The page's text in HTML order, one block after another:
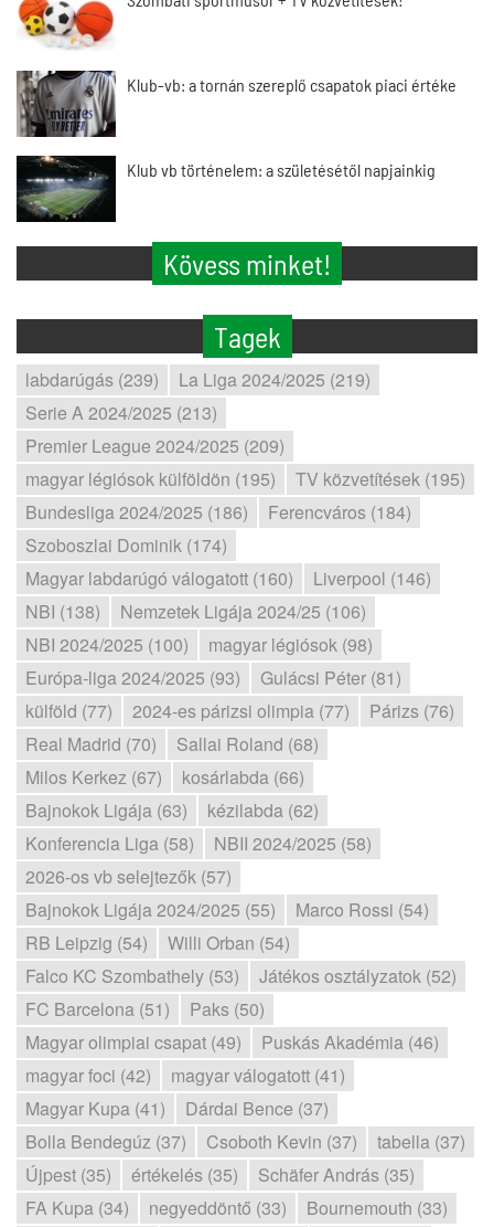
Klub-vb: a tornán szereplő csapatok piaci értéke
Klub vb történelem: a születésétől napjainkig
Kövess minket!
Tagek
labdarúgás (239)
La Liga 2024/2025 (219)
Serie A 2024/2025 (213)
Premier League 2024/2025 (209)
magyar légiósok külföldön (195)
TV közvetítések (195)
Bundesliga 2024/2025 (186)
Ferencváros (184)
Szoboszlai Dominik (174)
Magyar labdarúgó válogatott (160)
Liverpool (146)
NBI (138)
Nemzetek Ligája 2024/25 (106)
NBI 2024/2025 (100)
magyar légiósok (98)
Európa-liga 2024/2025 (93)
Gulácsi Péter (81)
külföld (77)
2024-es párizsi olimpia (77)
Párizs (76)
Real Madrid (70)
Sallai Roland (68)
Milos Kerkez (67)
kosárlabda (66)
Bajnokok Ligája (63)
kézilabda (62)
Konferencia Liga (58)
NBII 2024/2025 (58)
2026-os vb selejtezők (57)
Bajnokok Ligája 2024/2025 (55)
Marco Rossi (54)
RB Leipzig (54)
Willi Orban (54)
Falco KC Szombathely (53)
Játékos osztályzatok (52)
FC Barcelona (51)
Paks (50)
Magyar olimpiai csapat (49)
Puskás Akadémia (46)
magyar foci (42)
magyar válogatott (41)
Magyar Kupa (41)
Dárdai Bence (37)
Bolla Bendegúz (37)
Csoboth Kevin (37)
tabella (37)
Újpest (35)
értékelés (35)
Schäfer András (35)
FA Kupa (34)
negyeddöntő (33)
Bournemouth (33)